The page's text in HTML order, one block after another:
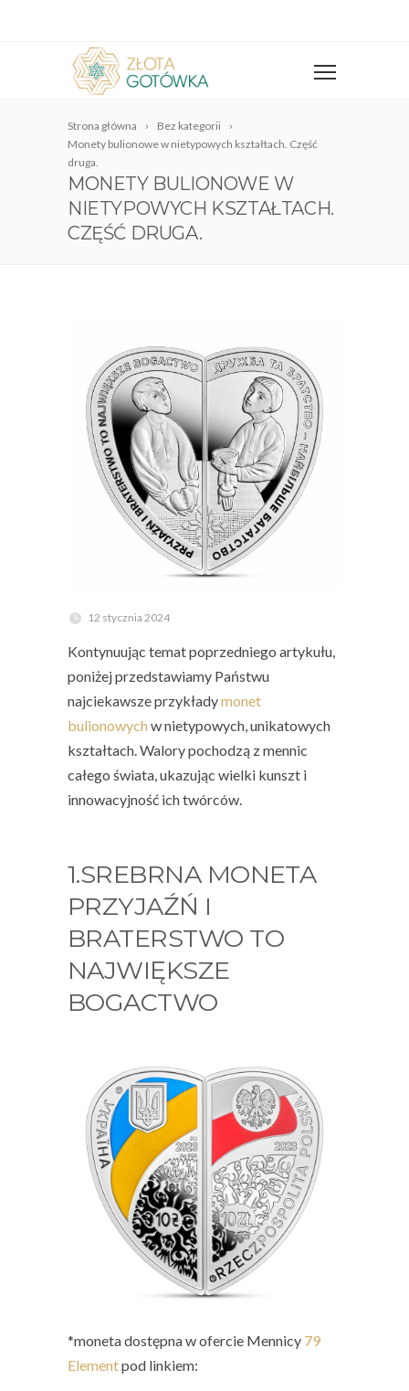
Strona główna
Bez kategorii
Monety bulionowe w nietypowych kształtach. Część
druga.
MONETY BULIONOWE W
NIETYPOWYCH KSZTAŁTACH.
CZĘŚĆ DRUGA.
12 stycznia 2024
Kontynuując temat poprzedniego artykułu,
poniżej przedstawiamy Państwu
najciekawsze przykładymonet
bulionowych w nietypowych, unikatowych
kształtach. Walory pochodzą z mennic
całego świata, ukazując wielki kunszt i
innowacyjność ich twórców.
1.SREBRNA MONETA
PRZYJAŹŃ I
BRATERSTWO TO
NAJWIĘKSZE
BOGACTWO
*moneta dostępna w ofercie Mennicy 79
Elementpod linkiem: